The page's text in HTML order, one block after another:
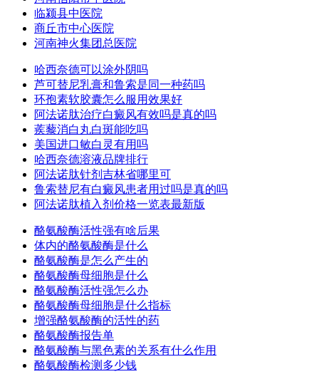
临颍县中医院
商丘市中心医院
河南神火集团总医院
哈西奈德可以涂外阴吗
芦可替尼乳膏和鲁索是同一种药吗
环孢素软胶囊怎么服用效果好
阿法诺肽治疗白癜风有效吗是真的吗
蒺藜消白丸白斑能吃吗
美国进口敏白灵有用吗
哈西奈德溶液品牌排行
阿法诺肽针剂吉林省哪里可
鲁索替尼有白癜风患者用过吗是真的吗
阿法诺肽植入剂价格一览表最新版
酪氨酸酶活性强有啥后果
体内的酪氨酸酶是什么
酪氨酸酶是怎么产生的
酪氨酸酶母细胞是什么
酪氨酸酶活性强怎么办
酪氨酸酶母细胞是什么指标
增强酪氨酸酶的活性的药
酪氨酸酶报告单
酪氨酸酶与黑色素的关系有什么作用
酪氨酸酶检测多少钱